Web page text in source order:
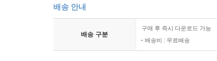
배송 안내
배송 구분
구매 후 즉시 다운로드 가능
배송비 : 무료배송